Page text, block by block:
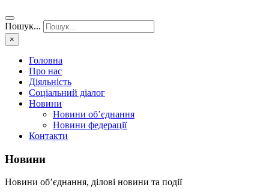
Пошук...
×
Головна
Про нас
Діяльність
Соціальний діалог
Новини
Новини об’єднання
Новини федерації
Контакти
Новини
Новини об’єднання, ділові новини та події